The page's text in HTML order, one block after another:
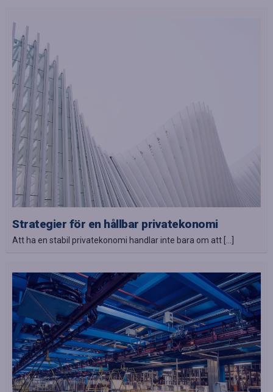
Strategier för en hållbar privatekonomi
Att ha en stabil privatekonomi handlar inte bara om att […]